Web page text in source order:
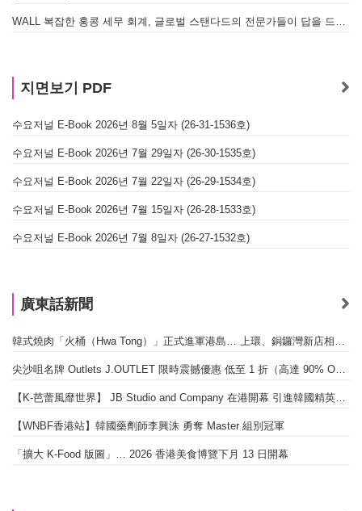
지면보기 PDF
수요저널 E-Book 2026년 8월 5일자 (26-31-1536호)
수요저널 E-Book 2026년 7월 29일자 (26-30-1535호)
수요저널 E-Book 2026년 7월 22일자 (26-29-1534호)
수요저널 E-Book 2026년 7월 15일자 (26-28-1533호)
수요저널 E-Book 2026년 7월 8일자 (26-27-1532호)
廣東話新聞
【WNBF香港站】韓國藥劑師李興洙 勇奪 Master 組別冠軍
「擴大 K-Food 版圖」… 2026 香港美食博覽下月 13 日開幕